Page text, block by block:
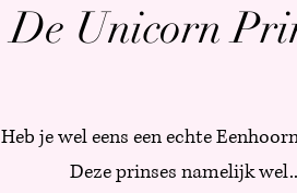
De Unicorn
Heb je wel eens een echte
Deze prinses namelijk